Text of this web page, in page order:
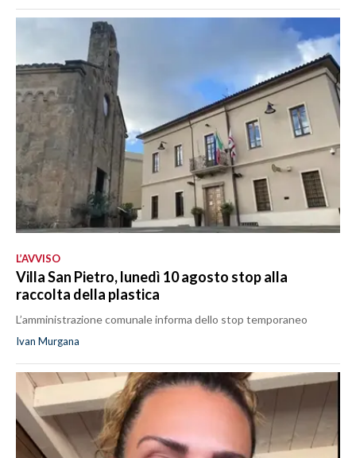
L’AVVISO
Villa San Pietro, lunedì 10 agosto stop alla
raccolta della plastica
L’amministrazione comunale informa dello stop temporaneo
Ivan Murgana